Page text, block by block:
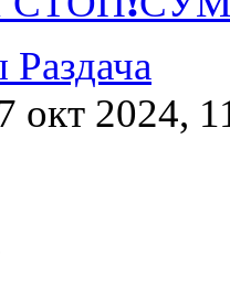
Раздача
окт 2024,